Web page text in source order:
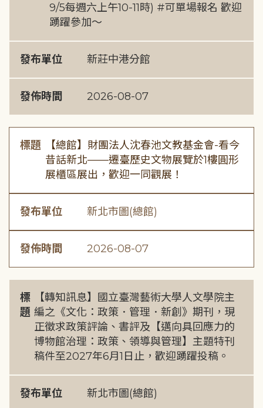
9/5每週六上午10-11時) #可單場報名 歡迎
踴躍參加～
發布單位 新莊中港分館
發佈時間 2026-08-07
標題
【總館】財團法人沈春池文教基金會-看今
昔話新北——遷臺歷史文物展覽於1樓圓形
展櫃區展出，歡迎一同觀展！
發布單位 新北市圖(總館)
發佈時間 2026-08-07
標
題
【轉知訊息】國立臺灣藝術大學人文學院主
編之《文化：政策．管理．新創》期刊，現
正徵求政策評論、書評及【邁向具回應力的
博物館治理：政策、領導與管理】主題特刊
稿件至2027年6月1日止，歡迎踴躍投稿。
發布單位 新北市圖(總館)